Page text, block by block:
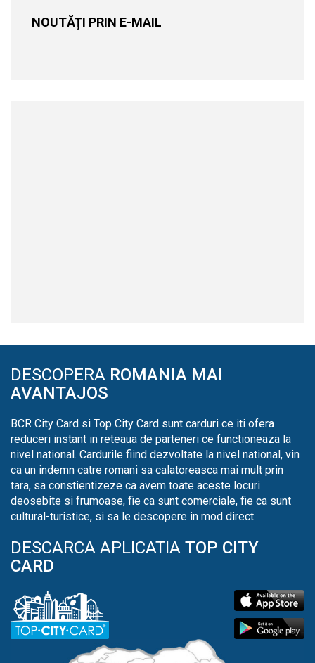
NOUTĂȚI PRIN E-MAIL
DESCOPERA ROMANIA MAI
AVANTAJOS
BCR City Card si Top City Card sunt carduri ce iti ofera
reduceri instant in reteaua de parteneri ce functioneaza la
nivel national. Cardurile fiind dezvoltate la nivel national, vin
ca un indemn catre romani sa calatoreasca mai mult prin
tara, sa constientizeze ca avem toate aceste locuri
deosebite si frumoase, fie ca sunt comerciale, fie ca sunt
cultural-turistice, si sa le descopere in mod direct.
DESCARCA APLICATIA TOP CITY
CARD